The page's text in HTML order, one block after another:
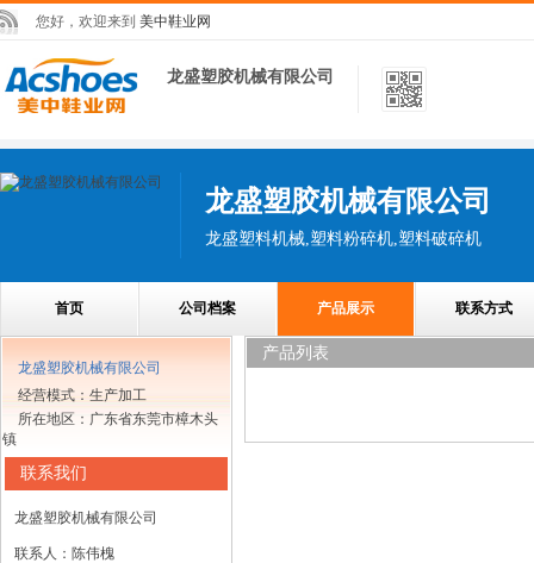
您好，欢迎来到 美中鞋业网
龙盛塑胶机械有限公司
龙盛塑胶机械有限公司
龙盛塑料机械,塑料粉碎机,塑料破碎机
首页 公司档案 产品展示 联系方式
龙盛塑胶机械有限公司
经营模式：生产加工
所在地区：广东省东莞市樟木头
镇
联系我们
龙盛塑胶机械有限公司
联系人：陈伟槐
产品列表